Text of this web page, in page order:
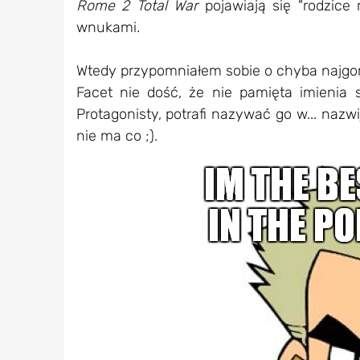
Rome 2 Total Warpojawiają się "rodzice
wnukami.
Wtedy przypomniałem sobie o chyba
Facet nie dość, że nie pamięta imienia
Protagonisty, potrafi nazywać go w...
nie ma co ;).